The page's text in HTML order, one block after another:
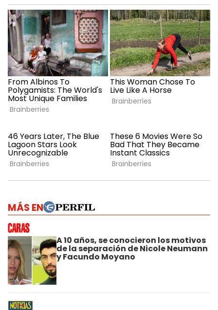
MÁS EN
A 10 años, se conocieron los motivos
de la separación de Nicole Neumann
y Facundo Moyano